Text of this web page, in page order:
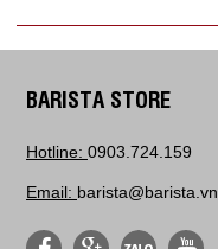
BARISTA STORE
Hotline: 0903.724.159
Email: barista@barista.vn